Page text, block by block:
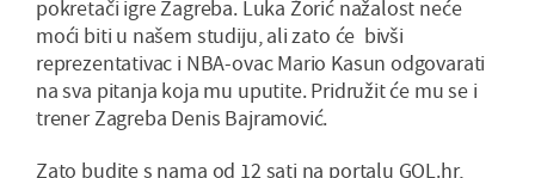
pokretači igre Zagreba. Luka Žorić nažalost neće
moći biti u našem studiju, ali zato će bivši
reprezentativac i NBA-ovac Mario Kasun odgovarati
na sva pitanja koja mu uputite. Pridružit će mu se i
trener Zagreba Denis Bajramović.
Zato budite s nama od 12 sati na portalu GOL.hr,